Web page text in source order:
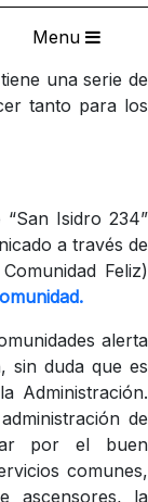
Menu
una serie de
tanto para los
Isidro 234”
a través de
Feliz)
alerta
sin duda que es
Administración.
de
por el buen
comunes,
ascensores, la